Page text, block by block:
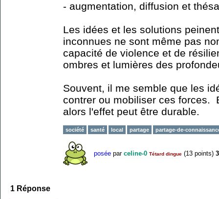
- augmentation, diffusion et
Les idées et les solutions
inconnues ne sont même pas
capacité de violence et de
ombres et lumières des
Souvent, il me semble que les
contrer ou mobiliser ces forces.
alors l'effet peut être durable.
société santé local partage partage-de-
posée par celine-0 Tétard dingue (13 points)
1 Réponse